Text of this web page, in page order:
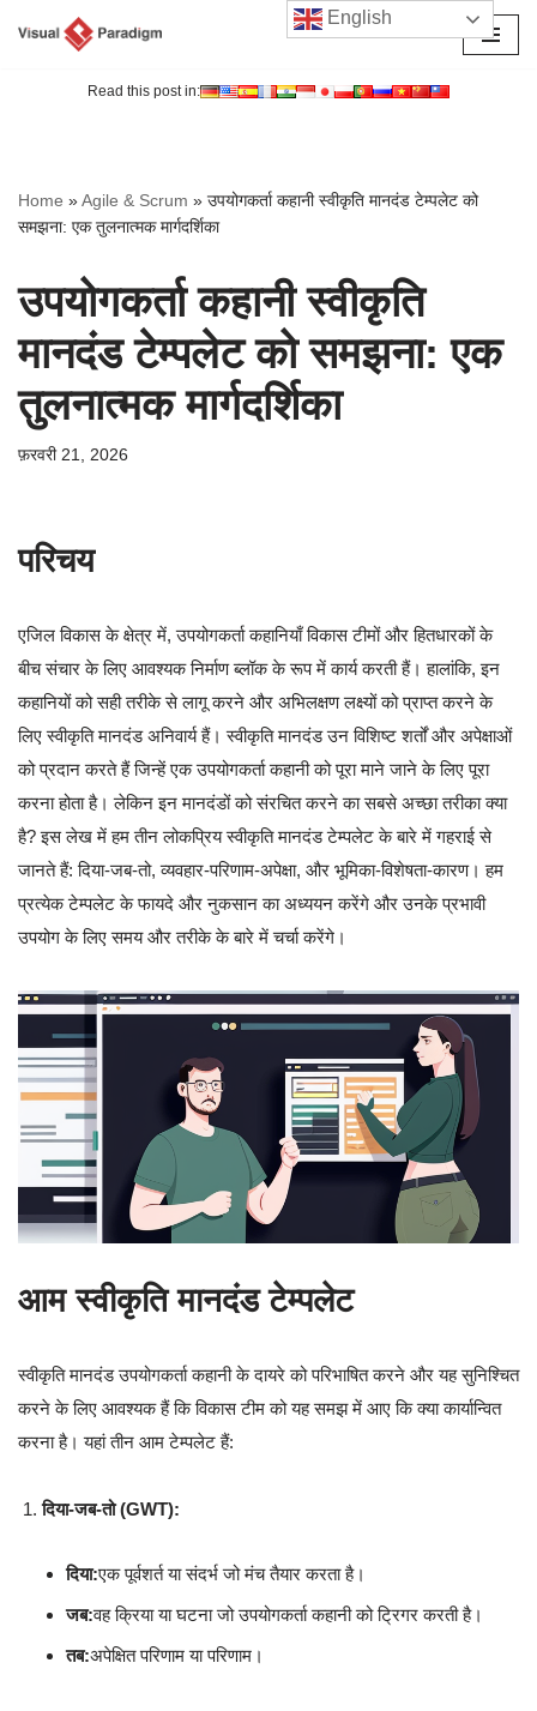
Read this post in:
Home »Agile & Scrum » उपयोगकर्ता कहानी स्वीकृति मानदंड टेम्पलेट को
समझना: एक तुलनात्मक मार्गदर्शिका
उपयोगकर्ता कहानी स्वीकृति
मानदंड टेम्पलेट को समझना: एक
तुलनात्मक मार्गदर्शिका
फ़रवरी 21, 2026
परिचय
एजिल विकास के क्षेत्र में, उपयोगकर्ता कहानियाँ विकास टीमों और हितधारकों के
बीच संचार के लिए आवश्यक निर्माण ब्लॉक के रूप में कार्य करती हैं। हालांकि, इन
कहानियों को सही तरीके से लागू करने और अभिलक्षण लक्ष्यों को प्राप्त करने के
लिए स्वीकृति मानदंड अनिवार्य हैं। स्वीकृति मानदंड उन विशिष्ट शर्तों और अपेक्षाओं
को प्रदान करते हैं जिन्हें एक उपयोगकर्ता कहानी को पूरा माने जाने के लिए पूरा
करना होता है। लेकिन इन मानदंडों को संरचित करने का सबसे अच्छा तरीका क्या
है? इस लेख में हम तीन लोकप्रिय स्वीकृति मानदंड टेम्पलेट के बारे में गहराई से
जानते हैं: दिया-जब-तो, व्यवहार-परिणाम-अपेक्षा, और भूमिका-विशेषता-कारण। हम
प्रत्येक टेम्पलेट के फायदे और नुकसान का अध्ययन करेंगे और उनके प्रभावी
उपयोग के लिए समय और तरीके के बारे में चर्चा करेंगे।
आम स्वीकृति मानदंड टेम्पलेट
स्वीकृति मानदंड उपयोगकर्ता कहानी के दायरे को परिभाषित करने और यह सुनिश्चित
करने के लिए आवश्यक हैं कि विकास टीम को यह समझ में आए कि क्या कार्यान्वित
करना है। यहां तीन आम टेम्पलेट हैं:
दिया-जब-तो (GWT):
दिया:एक पूर्वशर्त या संदर्भ जो मंच तैयार करता है।
जब:वह क्रिया या घटना जो उपयोगकर्ता कहानी को ट्रिगर करती है।
तब:अपेक्षित परिणाम या परिणाम।
English